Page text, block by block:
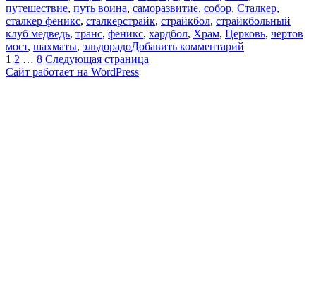
путешествие, путь воина, саморазвитие, собор, Сталкер,
сталкер феникс, сталкерстрайк, страйкбол, страйкбольный
клуб медведь, транс, феникс, хардбол, Храм, Церковь, чертов
мост, шахматы, эльдорадоДобавить комментарий
Пагинация
записей
Страница
1 Страница
2 … Страница
8 Следующая страница
Сайт работает на WordPress